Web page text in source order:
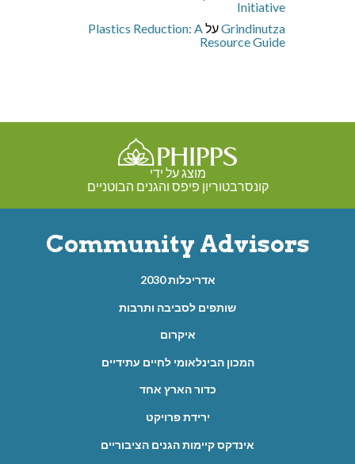
Initiative
GrindinutzaעלPlastics Reduction: A
Resource Guide
מוצג על ידי
קונסרבטוריון פיפס והגנים הבוטניים
Community Advisors
אדריכלות 2030
שותפים לסביבה ותרבות
איקרום
המכון הבינלאומי לחיים עתידיים
כדור הארץ אחד
ירידת פרויקט
אינדקס קיימות הגנים הציבוריים